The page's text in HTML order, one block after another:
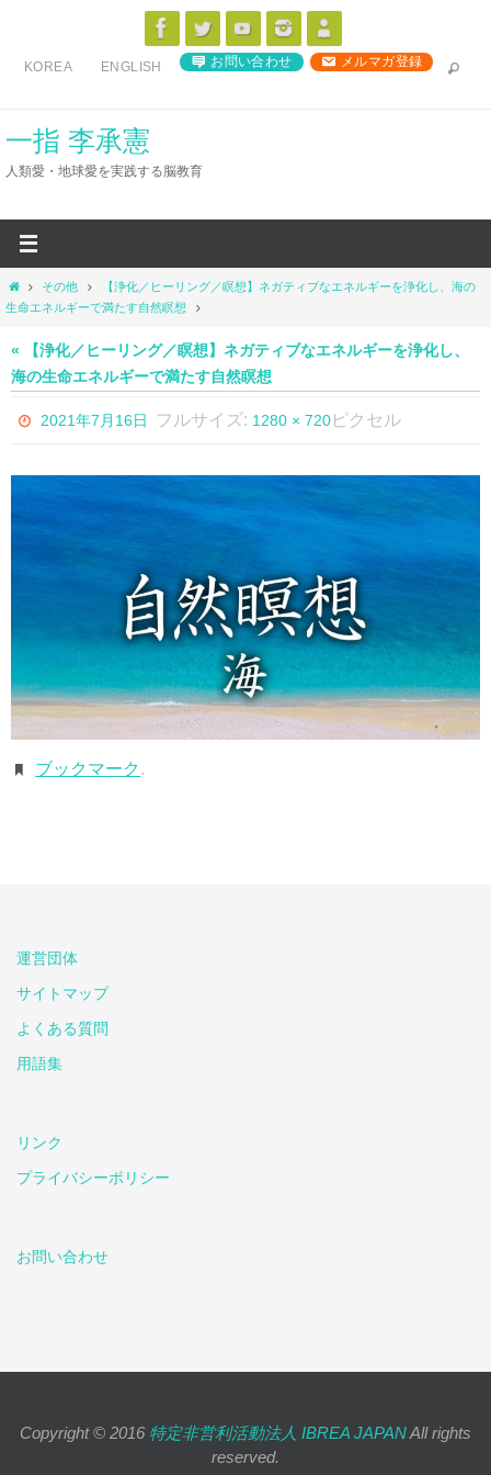
ス
KOREA ENGLISH お問い合わせ メルマガ登録
一指 李承憲
人類愛・地球愛を実践する脳教育
ホ
ー
その他
【浄化／ヒーリング／瞑想】ネガティブなエネルギーを浄化し、海の
生命エネルギーで満たす自然瞑想
« 【浄化／ヒーリング／瞑想】ネガティブなエネルギーを浄化し、
海の生命エネルギーで満たす自然瞑想
2021年7月16日 フルサイズ: 1280 × 720ピクセル
ブックマーク .
運営団体
サイトマップ
よくある質問
用語集
リンク
プライバシーポリシー
お問い合わせ
Copyright © 2016 特定非営利活動法人 IBREA JAPANAll rights
reserved.